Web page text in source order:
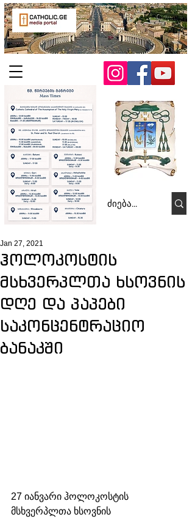
ჰოლოკოსტის
მსხვერპლთა ხსოვნის
დღე და პაპები
საკონცენტრაციო
ბანაკში
Jan 27, 2021
27 იანვარი ჰოლოკოსტის
მსხვერპლთა ხსოვნის